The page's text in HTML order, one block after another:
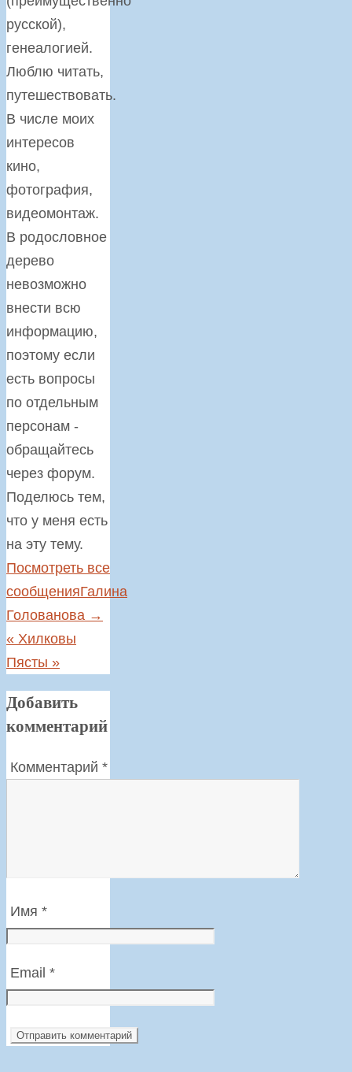
русской),
генеалогией.
Люблю читать,
путешествовать.
В числе моих
интересов
кино,
фотография,
видеомонтаж.
В родословное
дерево
невозможно
внести всю
информацию,
поэтому если
есть вопросы
по отдельным
персонам -
обращайтесь
через форум.
Поделюсь тем,
что у меня есть
на эту тему.
Посмотреть все
сообщенияГалина
Голованова →
« Хилковы
Пясты »
Добавить
комментарий
Комментарий *
Имя *
Email *